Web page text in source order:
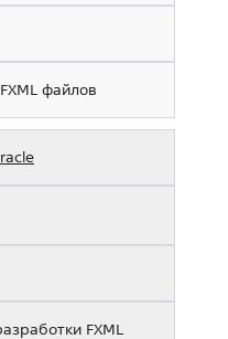
файлов
FXML